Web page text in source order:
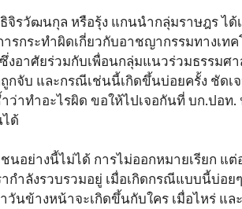
จิรวัฒนกุล หรือรุ้ง แกนนำกลุ่มราษฎร ไ
รกระทำผิดเกี่ยวกับอาชญากรรมทางเท
อาศัยร่วมกับเพื่อนกลุ่มแนวร่วมธรรมศ
ถูกจับ และกรณีเช่นนี้เกิดขึ้นบ่อยครั้ง ชัด
ำว่าทำอะไรผิด ขอให้ไปเจอกันที่ บก.ปอ
ได้
นอย่างนี้ไม่ได้ การไม่ออกหมายเรียก แ
กำลังรวบรวมอยู่ เมื่อเกิดกรณีแบบนี้บ่อย
วันข้างหน้าจะเกิดขึ้นกับใคร เมื่อไหร่ แ